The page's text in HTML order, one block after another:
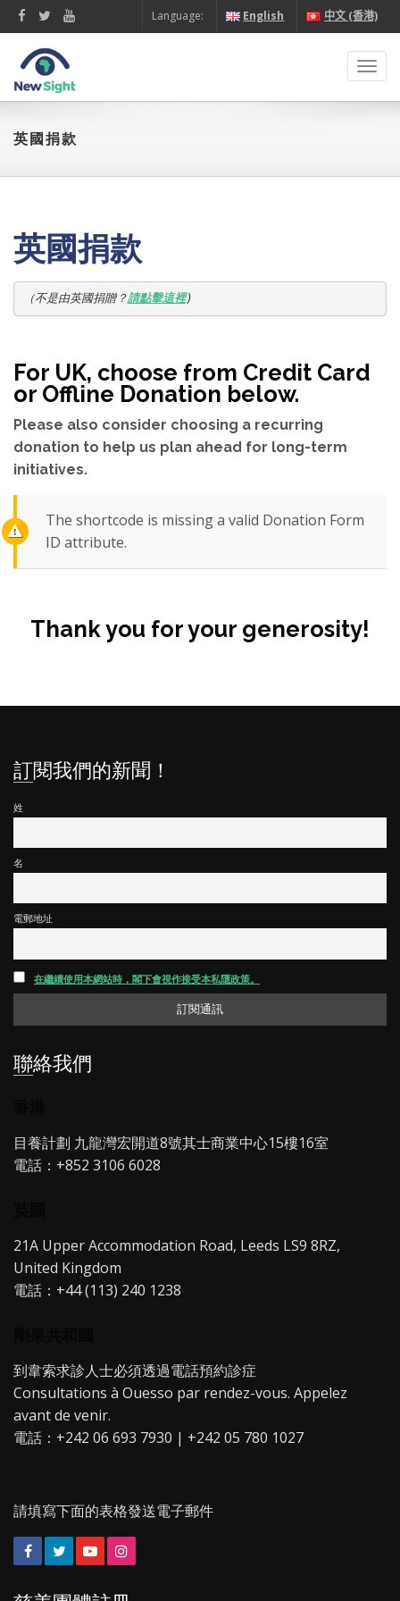
Language: English 中文 (香港)
英國捐款
英國捐款
（不是由英國捐贈？請點擊這裡)
For UK, choose from Credit Card
or Offline Donation below.
Please also consider choosing a recurring
donation to help us plan ahead for long-term
initiatives.
The shortcode is missing a valid Donation Form
ID attribute.
Thank you for your generosity!
訂閱我們的新聞！
姓
名
電郵地址
在繼續使用本網站時，閣下會視作接受本私隱政策。
聯絡我們
目養計劃 九龍灣宏開道8號其士商業中心15樓16室
電話：+852 3106 6028
21A Upper Accommodation Road, Leeds LS9 8RZ,
United Kingdom
電話：+44 (113) 240 1238
到韋索求診人士必須透過電話預約診症
Consultations à Ouesso par rendez-vous. Appelez
avant de venir.
電話：+242 06 693 7930 | +242 05 780 1027
請填寫下面的表格發送電子郵件
FacebookTwitterYouTube